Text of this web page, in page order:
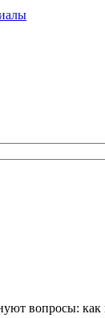
вопросы: как